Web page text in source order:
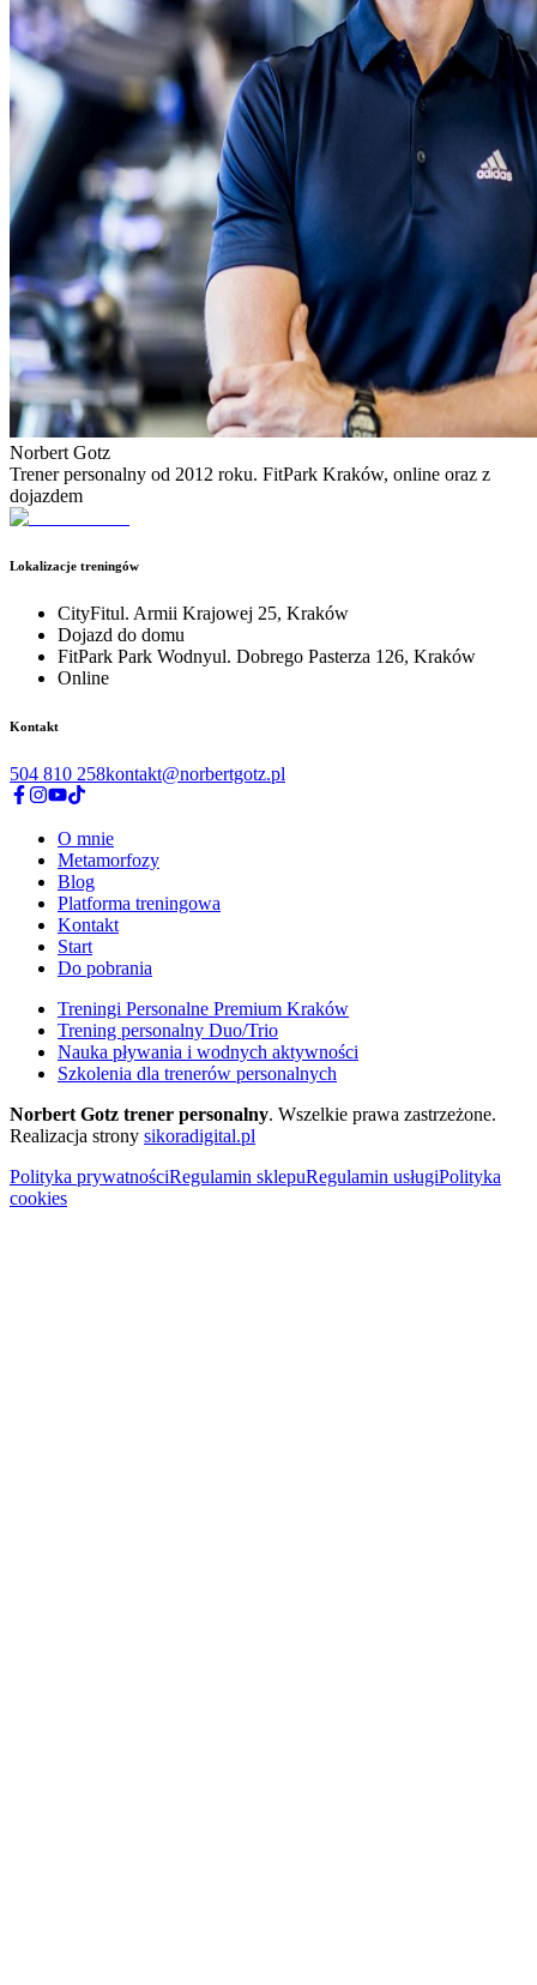
Norbert Gotz
Trener personalny od 2012 roku. FitPark Kraków, online oraz z
dojazdem
Lokalizacje treningów
CityFitul. Armii Krajowej 25, Kraków
Dojazd do domu
FitPark Park Wodnyul. Dobrego Pasterza 126, Kraków
Online
Kontakt
504 810 258kontakt@norbertgotz.pl
O mnie
Metamorfozy
Blog
Platforma treningowa
Kontakt
Start
Do pobrania
Treningi Personalne Premium Kraków
Trening personalny Duo/Trio
Nauka pływania i wodnych aktywności
Szkolenia dla trenerów personalnych
Norbert Gotz trener personalny. Wszelkie prawa zastrzeżone.
Realizacja strony sikoradigital.pl
Polityka prywatnościRegulamin sklepuRegulamin usługiPolityka
cookies